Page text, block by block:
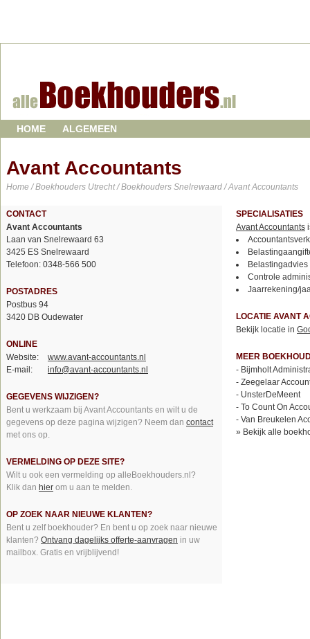
HOME ALGEMEEN
Avant Accountants
Home /Boekhouders Utrecht/Boekhouders Snelrewaard/ Avant Accountants
CONTACT
Avant Accountants
Laan van Snelrewaard 63
3425 ES Snelrewaard
Telefoon: 0348-566 500
POSTADRES
Postbus 94
3420 DB Oudewater
ONLINE
Website:
www.avant-accountants.nl
E-mail:
info@avant-accountants.nl
GEGEVENS WIJZIGEN?
Bent u werkzaam bij Avant Accountants en wilt u de
gegevens op deze pagina wijzigen? Neem dan contact
met ons op.
VERMELDING OP DEZE SITE?
Wilt u ook een vermelding op alleBoekhouders.nl?
Klik dan hier om u aan te melden.
OP ZOEK NAAR NIEUWE KLANTEN?
Bent u zelf boekhouder? En bent u op zoek naar nieuwe
klanten? Ontvang dagelijks offerte-aanvragen in uw
mailbox. Gratis en vrijblijvend!
SPECIALISATIES
Avant Accountants
Belastingadvies
Controle
Jaarrekening/
LOCATIE AVANT
Bekijk locatie in
MEER
- Bijmholt
- Zeegelaar
- UnsterDeMeent
- To Count On
- Van Breukelen
» Bekijk alle